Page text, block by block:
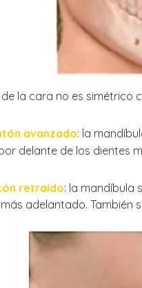
de la cara no es simétrico
avanzado: la
delante de los dientes
retraído: la mandíbula
adelantado. También